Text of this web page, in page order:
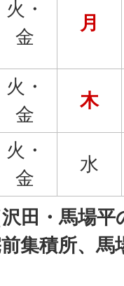
火・
金
月
火・
金
木
火・
金
水
沢田・馬場
集積所、馬